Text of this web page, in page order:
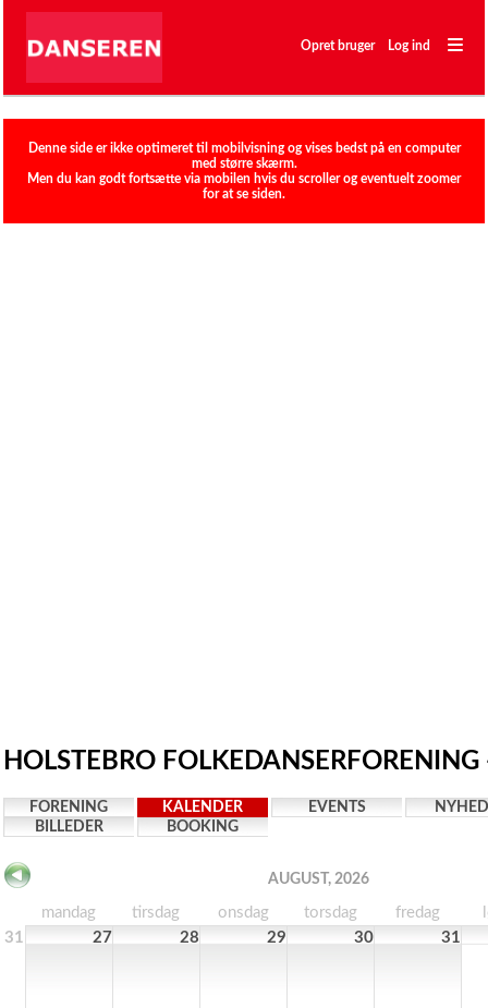
―
―
―
Opret bruger Log ind
Denne side er ikke optimeret til mobilvisning og vises bedst på en computer
med større skærm.
Men du kan godt fortsætte via mobilen hvis du scroller og eventuelt zoomer
for at se siden.
HOLSTEBRO
FORENING KALENDER EVENTS
BILLEDER
BOOKING
AUGUST, 2026
mandag tirsdag onsdag torsdag fredag
31
27 28 29 30 31